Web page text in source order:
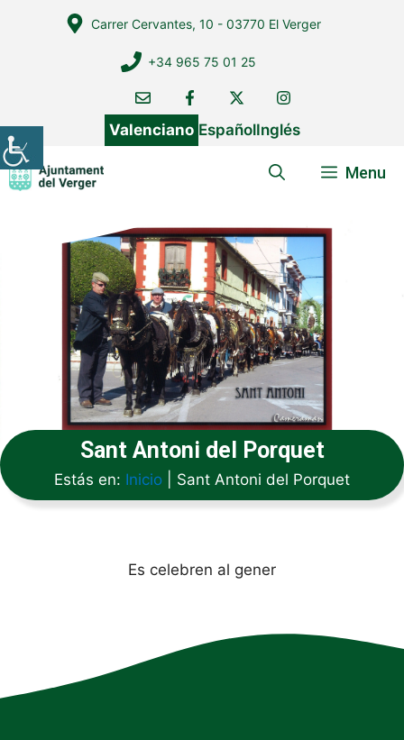
Carrer Cervantes, 10 - 03770 El Verger
+34 965 75 01 25
Valenciano EspañolInglés
Menu
Sant Antoni del Porquet
Estás en: Inicio Sant Antoni del Porquet
Es celebren al gener